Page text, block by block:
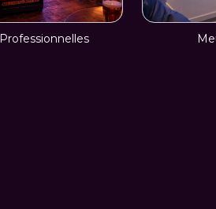
Professionnelles